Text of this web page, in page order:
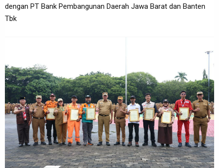
dengan PT Bank Pembangunan Daerah Jawa Barat dan Banten
Tbk